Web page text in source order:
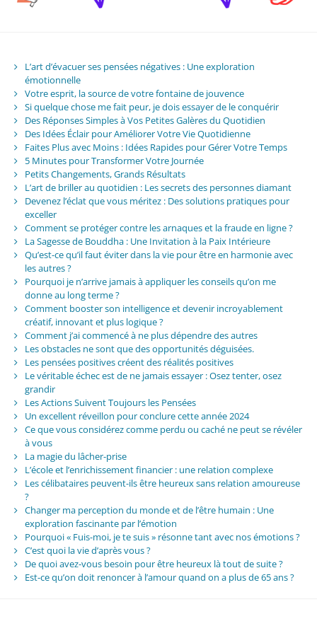
L’art d’évacuer ses pensées négatives : Une exploration
émotionnelle
Votre esprit, la source de votre fontaine de jouvence
Si quelque chose me fait peur, je dois essayer de le conquérir
Des Réponses Simples à Vos Petites Galères du Quotidien
Des Idées Éclair pour Améliorer Votre Vie Quotidienne
Faites Plus avec Moins : Idées Rapides pour Gérer Votre Temps
5 Minutes pour Transformer Votre Journée
Petits Changements, Grands Résultats
L’art de briller au quotidien : Les secrets des personnes diamant
Devenez l’éclat que vous méritez : Des solutions pratiques pour
exceller
Comment se protéger contre les arnaques et la fraude en ligne ?
La Sagesse de Bouddha : Une Invitation à la Paix Intérieure
Qu’est-ce qu’il faut éviter dans la vie pour être en harmonie avec
les autres ?
Pourquoi je n’arrive jamais à appliquer les conseils qu’on me
donne au long terme ?
Comment booster son intelligence et devenir incroyablement
créatif, innovant et plus logique ?
Comment j’ai commencé à ne plus dépendre des autres
Les obstacles ne sont que des opportunités déguisées.
Les pensées positives créent des réalités positives
Le véritable échec est de ne jamais essayer : Osez tenter, osez
grandir
Les Actions Suivent Toujours les Pensées
Un excellent réveillon pour conclure cette année 2024
Ce que vous considérez comme perdu ou caché ne peut se révéler
à vous
La magie du lâcher-prise
L’école et l’enrichissement financier : une relation complexe
Les célibataires peuvent-ils être heureux sans relation amoureuse
?
Changer ma perception du monde et de l’être humain : Une
exploration fascinante par l’émotion
Pourquoi « Fuis-moi, je te suis » résonne tant avec nos émotions ?
C’est quoi la vie d’après vous ?
De quoi avez-vous besoin pour être heureux là tout de suite ?
Est-ce qu’on doit renoncer à l’amour quand on a plus de 65 ans ?